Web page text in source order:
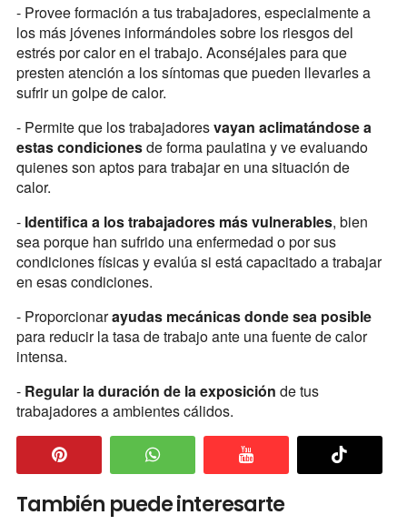
- Provee formación a tus trabajadores, especialmente a
los más jóvenes informándoles sobre los riesgos del
estrés por calor en el trabajo. Aconséjales para que
presten atención a los síntomas que pueden llevarles a
sufrir un golpe de calor.
- Permite que los trabajadoresvayan aclimatándose a
estas condicionesde forma paulatina y ve evaluando
quienes son aptos para trabajar en una situación de
calor.
- Identifica a los trabajadores más vulnerables, bien
sea porque han sufrido una enfermedad o por sus
condiciones físicas y evalúa si está capacitado a trabajar
en esas condiciones.
- Proporcionarayudas mecánicas donde sea posible
para reducir la tasa de trabajo ante una fuente de calor
intensa.
- Regular la duración de la exposición de tus
trabajadores a ambientes cálidos.
También puede interesarte